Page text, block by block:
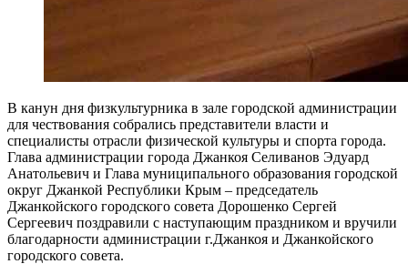
В канун дня физкультурника в зале городской администрации
для чествования собрались представители власти и
специалисты отрасли физической культуры и спорта города.
Глава администрации города Джанкоя Селиванов Эдуард
Анатольевич и Глава муниципального образования городской
округ Джанкой Республики Крым – председатель
Джанкойского городского совета Дорошенко Сергей
Сергеевич поздравили с наступающим праздником и вручили
благодарности администрации г.Джанкоя и Джанкойского
городского совета.